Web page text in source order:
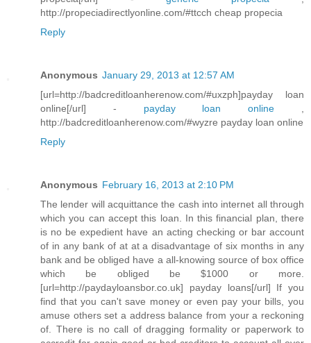
http://propeciadirectlyonline.com/#ttcch cheap propecia
Reply
Anonymous January 29, 2013 at 12:57 AM
[url=http://badcreditloanherenow.com/#uxzph]payday loan
online[/url] - payday loan online
http://badcreditloanherenow.com/#wyzre payday loan online
Reply
Anonymous February 16, 2013 at 2:10 PM
The lender will acquittance the cash into internet all through
which you can accept this loan. In this financial plan, there
is no be expedient have an acting checking or bar account
of in any bank of at at a disadvantage of six months in any
bank and be obliged have a all-knowing source of box office
which be obliged be $1000 or more.
[url=http://paydayloansbor.co.uk] payday loans[/url] If you
find that you can't save money or even pay your bills, you
amuse others set a address balance from your a reckoning
of. There is no call of dragging formality or paperwork to